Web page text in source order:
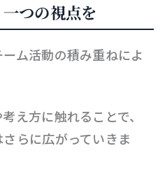
つの視点を
ム活動の積み重ねによ
え方に触れることで、
らに広がっていきま